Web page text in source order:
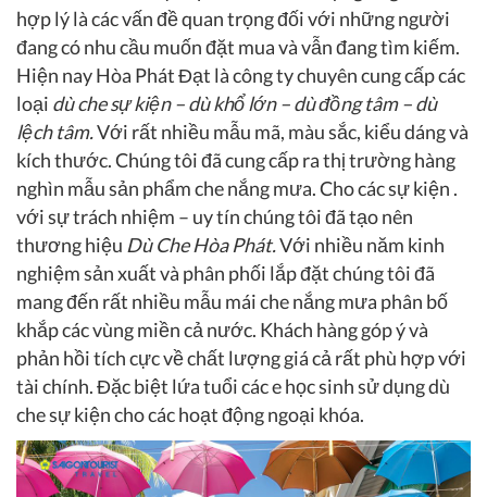
hợp lý là các vấn đề quan trọng đối với những người
đang có nhu cầu muốn đặt mua và vẫn đang tìm kiếm.
Hiện nay Hòa Phát Đạt là công ty chuyên cung cấp các
loại dù che sự kiện – dù khổ lớn – dù đồng tâm – dù
lệch tâm.Với rất nhiều mẫu mã, màu sắc, kiểu dáng và
kích thước. Chúng tôi đã cung cấp ra thị trường hàng
nghìn mẫu sản phẩm che nắng mưa. Cho các sự kiện .
với sự trách nhiệm – uy tín chúng tôi đã tạo nên
thương hiệu Dù Che Hòa Phát.Với nhiều năm kinh
nghiệm sản xuất và phân phối lắp đặt chúng tôi đã
mang đến rất nhiều mẫu mái che nắng mưa phân bố
khắp các vùng miền cả nước. Khách hàng góp ý và
phản hồi tích cực về chất lượng giá cả rất phù hợp với
tài chính. Đặc biệt lứa tuổi các e học sinh sử dụng dù
che sự kiện cho các hoạt động ngoại khóa.